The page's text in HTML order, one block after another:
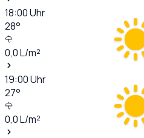
18:00Uhr
28°
0,0L/m²
19:00Uhr
27°
0,0L/m²